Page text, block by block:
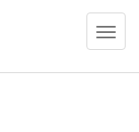
Menü
ein
oder